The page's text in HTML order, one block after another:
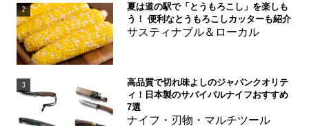
2
夏は道の駅で「とうもろこし」を楽しも
う！ 便利なとうもろこしカッターも紹介
サスティナブル＆ローカル
3
高品質で切れ味よしのジャパンクオリテ
ィ！日本製のサバイバルナイフおすすめ
7選
ナイフ・刃物・マルチツール